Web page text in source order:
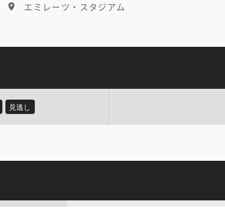
エミレーツ・スタジアム
見逃し